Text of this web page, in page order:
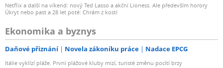
Netflix a další na víkend: nový Ted Lasso a akční Lioness. Ale především horory
Úkryt nebo past a 28 let poté: Chrám z kostí
Ekonomika a byznys
Daňové přiznání Novela zákoníku práce Nadace EPCG
Itálie vyklízí pláže. První plážové kluby mizí, turisté změnu pocítí brzy